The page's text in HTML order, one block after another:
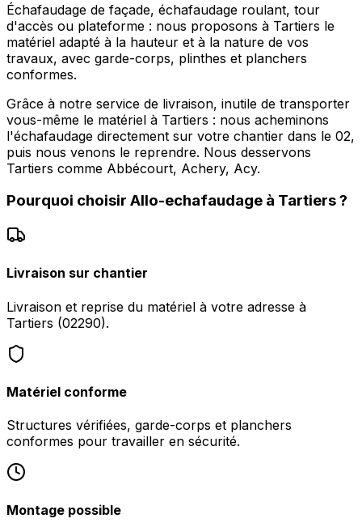
Échafaudage de façade, échafaudage roulant, tour
d'accès ou plateforme : nous proposons à Tartiers le
matériel adapté à la hauteur et à la nature de vos
travaux, avec garde-corps, plinthes et planchers
conformes.
Grâce à notre service de livraison, inutile de transporter
vous-même le matériel à Tartiers : nous acheminons
l'échafaudage directement sur votre chantier dans le 02,
puis nous venons le reprendre. Nous desservons
Tartiers comme Abbécourt, Achery, Acy.
Pourquoi choisir Allo-echafaudage à Tartiers?
Livraison sur chantier
Livraison et reprise du matériel à votre adresse à
Tartiers (02290).
Matériel conforme
Structures vérifiées, garde-corps et planchers
conformes pour travailler en sécurité.
Montage possible